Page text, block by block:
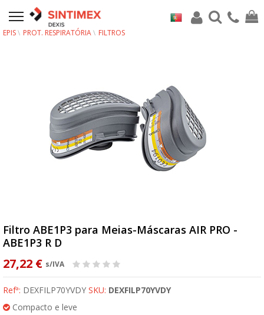
EPIS PROT. RESPIRATÓRIA FILTROS
Filtro ABE1P3 para Meias-Máscaras AIR PRO -
ABE1P3 R D
27,22 € s/IVA
Refª: DEXFILP70YVDY SKU: DEXFILP70YVDY
Compacto e leve